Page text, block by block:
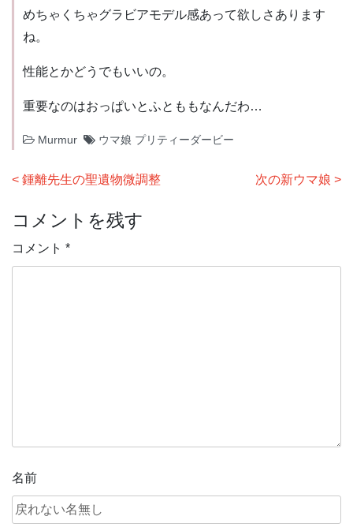
めちゃくちゃグラビアモデル感あって欲しさあります
ね。
性能とかどうでもいいの。
重要なのはおっぱいとふとももなんだわ…
Murmur ウマ娘 プリティーダービー
投
ナ
ビ
ゲ
鍾離先生の聖遺物微調整 次の新ウマ娘
コメントを残す
コメント *
名前